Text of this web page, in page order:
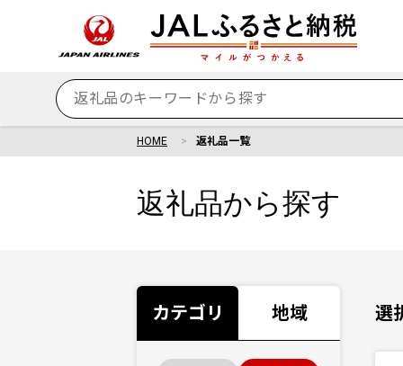
HOME 返礼品一覧
返礼品から探す
カテゴリ 地域 選